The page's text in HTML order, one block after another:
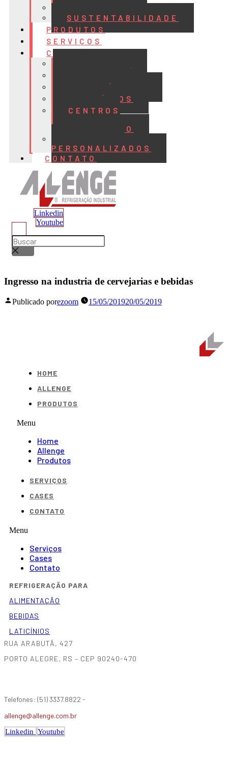
SUSTENTABILIDADE
PRODUTOS
SERVIÇOS
CASES
FRIGORÍFICOS
LATICÍNIOS
CENTROS
DISTRIBUIÇÃO
PERSONALIZADOS
CONTATO
Linkedin
Youtube
Ingresso na industria de cervejarias e bebidas
Publicado porezoom 15/05/201920/05/2019
HOME
ALLENGE
PRODUTOS
Menu
Home
Allenge
Produtos
SERVIÇOS
CASES
CONTATO
Menu
Serviços
Cases
Contato
REFRIGERAÇÃO PARA
ALIMENTAÇÃO
BEBIDAS
LATICÍNIOS
RUA ARABUTÃ, 427
PORTO ALEGRE, RS – CEP 90240-470
Telefones: (51) 3337.8822 -
allenge@allenge.com.br
Linkedin Youtube